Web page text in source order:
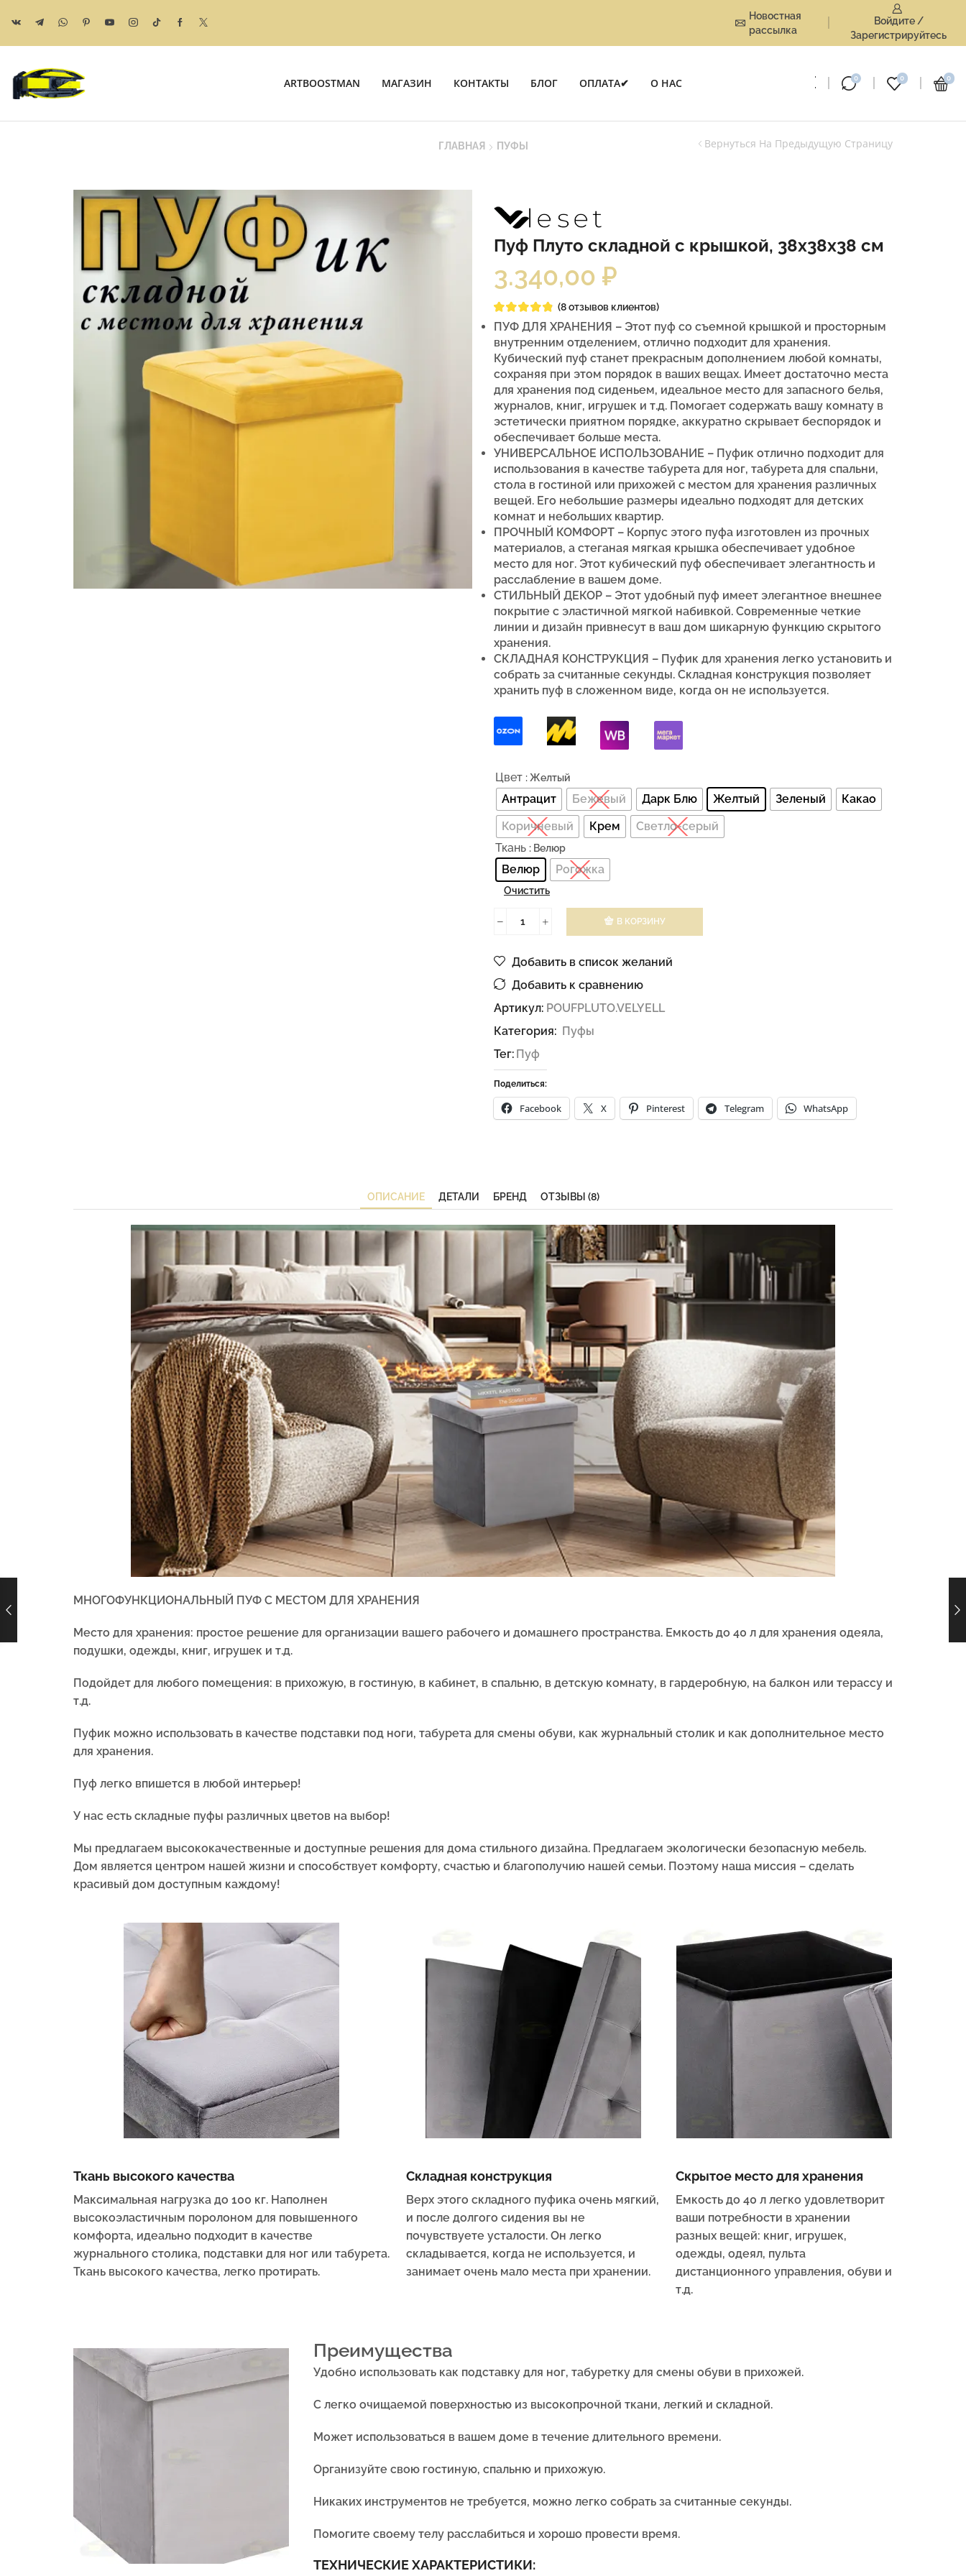
Новостная
рассылка
Войдите /
Зарегистрируйтесь
ARTBOOSTMAN МАГАЗИН КОНТАКТЫ БЛОГ ОПЛАТА✔ О НАС 0 0 0
ГЛАВНАЯ ПУФЫ Вернуться На Предыдущую Страницу
Пуф Плуто складной с крышкой, 38x38x38 см
3.340,00 ₽
(8отзывов клиентов)
ПУФ ДЛЯ ХРАНЕНИЯ – Этот пуф со съемной крышкой и просторным
внутренним отделением, отлично подходит для хранения.
Кубический пуф станет прекрасным дополнением любой комнаты,
сохраняя при этом порядок в ваших вещах. Имеет достаточно места
для хранения под сиденьем, идеальное место для запасного белья,
журналов, книг, игрушек и т.д. Помогает содержать вашу комнату в
эстетически приятном порядке, аккуратно скрывает беспорядок и
обеспечивает больше места.
УНИВЕРСАЛЬНОЕ ИСПОЛЬЗОВАНИЕ – Пуфик отлично подходит для
использования в качестве табурета для ног, табурета для спальни,
стола в гостиной или прихожей с местом для хранения различных
вещей. Его небольшие размеры идеально подходят для детских
комнат и небольших квартир.
ПРОЧНЫЙ КОМФОРТ – Корпус этого пуфа изготовлен из прочных
материалов, а стеганая мягкая крышка обеспечивает удобное
место для ног. Этот кубический пуф обеспечивает элегантность и
расслабление в вашем доме.
СТИЛЬНЫЙ ДЕКОР – Этот удобный пуф имеет элегантное внешнее
покрытие с эластичной мягкой набивкой. Современные четкие
линии и дизайн привнесут в ваш дом шикарную функцию скрытого
хранения.
СКЛАДНАЯ КОНСТРУКЦИЯ – Пуфик для хранения легко установить и
собрать за считанные секунды. Складная конструкция позволяет
хранить пуф в сложенном виде, когда он не используется.
Цвет : Желтый
Антрацит Бежевый Дарк Блю Желтый Зеленый
Какао
Коричневый
Крем
Светло-серый
Ткань : Велюр
Велюр Рогожка
Очистить
В КОРЗИНУ
Добавить в список желаний
Добавить к сравнению
Артикул: POUFPLUTO.VELYELL
Категория: Пуфы
Тег: Пуф
Поделиться:
Facebook X Pinterest Telegram WhatsApp
ОПИСАНИЕ ДЕТАЛИ БРЕНД ОТЗЫВЫ (8)
МНОГОФУНКЦИОНАЛЬНЫЙ ПУФ С МЕСТОМ ДЛЯ ХРАНЕНИЯ
Место для хранения: простое решение для организации вашего рабочего и домашнего пространства. Емкость до 40 л для хранения одеяла,
подушки, одежды, книг, игрушек и т.д.
Подойдет для любого помещения: в прихожую, в гостиную, в кабинет, в спальню, в детскую комнату, в гардеробную, на балкон или терассу и
т.д.
Пуфик можно использовать в качестве подставки под ноги, табурета для смены обуви, как журнальный столик и как дополнительное место
для хранения.
Пуф легко впишется в любой интерьер!
У нас есть складные пуфы различных цветов на выбор!
Мы предлагаем высококачественные и доступные решения для дома стильного дизайна. Предлагаем экологически безопасную мебель.
Дом является центром нашей жизни и способствует комфорту, счастью и благополучию нашей семьи. Поэтому наша миссия – сделать
красивый дом доступным каждому!
Ткань высокого качества
Максимальная нагрузка до 100 кг. Наполнен
высокоэластичным поролоном для повышенного
комфорта, идеально подходит в качестве
журнального столика, подставки для ног или табурета.
Ткань высокого качества, легко протирать.
Складная конструкция
Верх этого складного пуфика очень мягкий,
и после долгого сидения вы не
почувствуете усталости. Он легко
складывается, когда не используется, и
занимает очень мало места при хранении.
Скрытое место для хранения
Емкость до 40 л легко удовлетворит
ваши потребности в хранении
разных вещей: книг, игрушек,
одежды, одеял, пульта
дистанционного управления, обуви и
т.д.
Преимущества
Удобно использовать как подставку для ног, табуретку для смены обуви в прихожей.
С легко очищаемой поверхностью из высокопрочной ткани, легкий и складной.
Может использоваться в вашем доме в течение длительного времени.
Организуйте свою гостиную, спальню и прихожую.
Никаких инструментов не требуется, можно легко собрать за считанные секунды.
Помогите своему телу расслабиться и хорошо провести время.
ТЕХНИЧЕСКИЕ ХАРАКТЕРИСТИКИ: